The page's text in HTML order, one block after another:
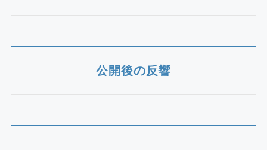
公開後の反響